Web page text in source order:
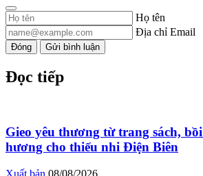
Họ tên
Địa chỉ Email
Đóng Gửi bình luận
Đọc tiếp
Gieo yêu thương từ trang sách,
hương cho thiếu nhi Điện Biên
Xuất bản 08/08/2026